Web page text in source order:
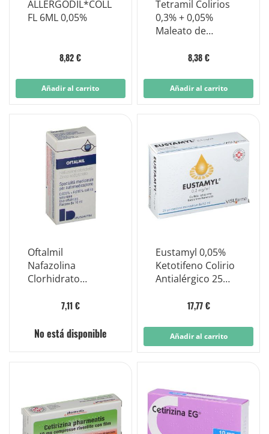
ALLERGODIL*COLL
FL 6ML 0,05%
8,82 €
Añadir al carrito
Tetramil Colirios
0,3% + 0,05%
Maleato de
8,38 €
Añadir al carrito
Oftalmil
Nafazolina
Clorhidrato
7,11 €
No está disponible
Eustamyl 0,05%
Ketotifeno Colirio
Antialérgico 25
17,77 €
Añadir al carrito